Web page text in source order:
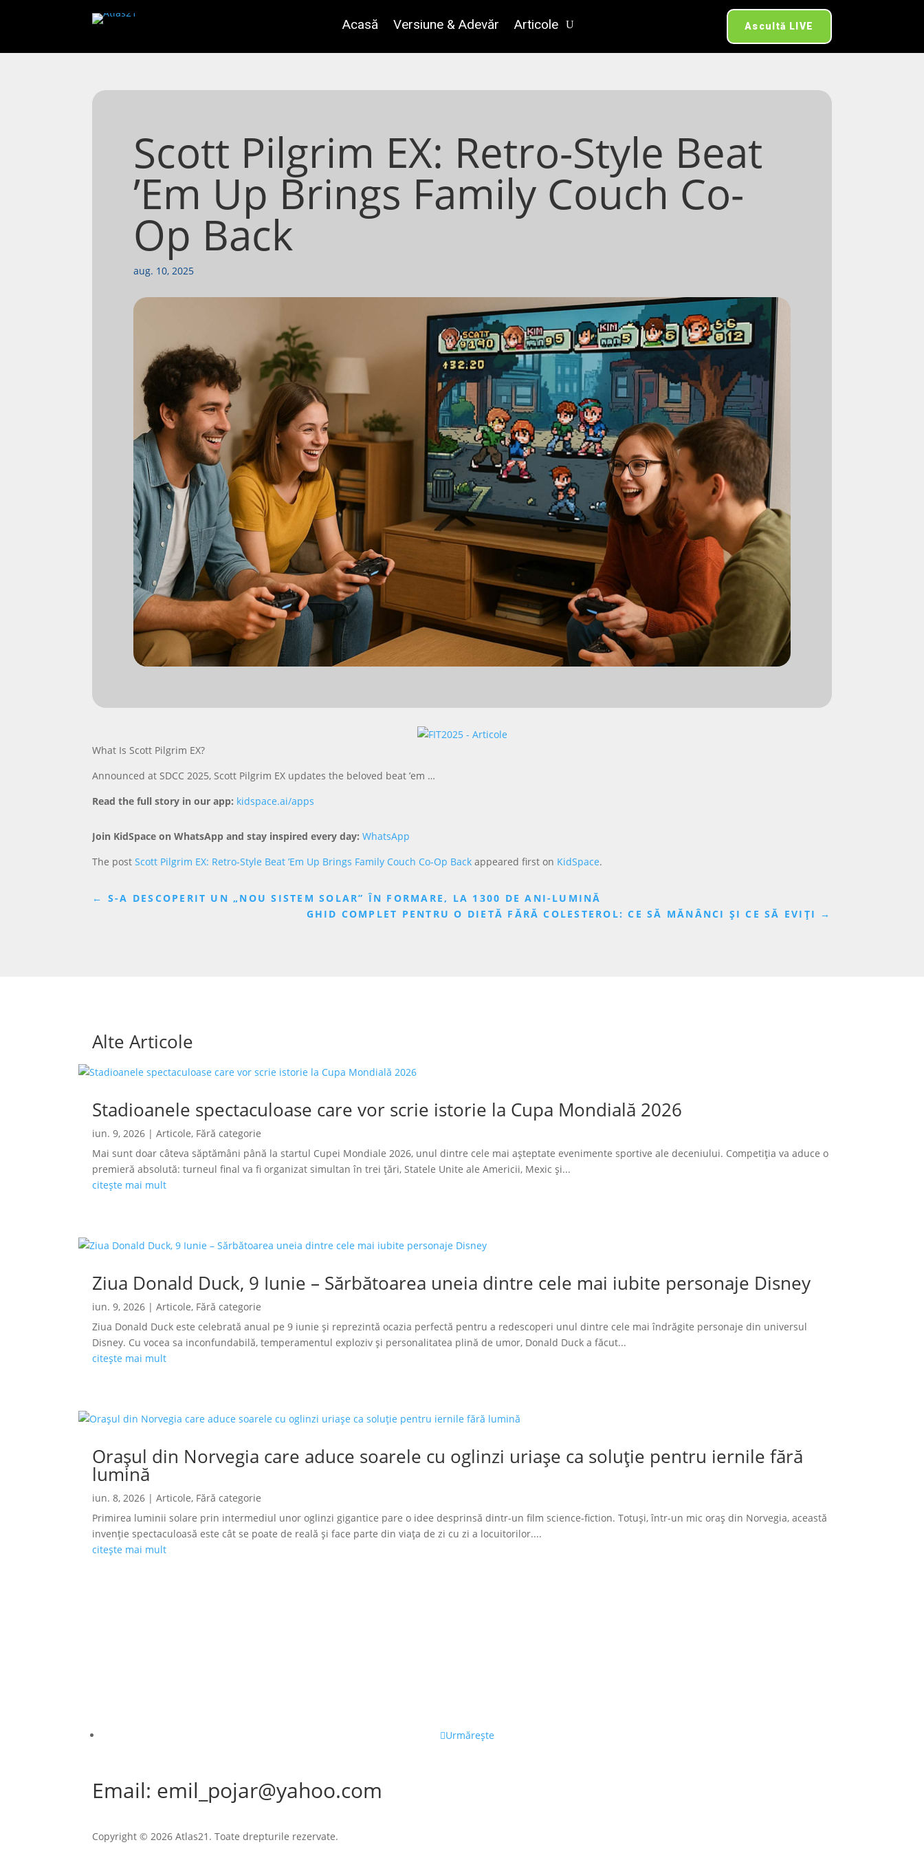
Acasă Versiune & Adevăr Articole Ascultă LIVE
Scott Pilgrim EX: Retro-Style Beat
’Em Up Brings Family Couch Co-
Op Back
aug. 10, 2025
What Is Scott Pilgrim EX?
Announced at SDCC 2025, Scott Pilgrim EX updates the beloved beat ’em …
Read the full story in our app: kidspace.ai/apps
Join KidSpace on WhatsApp and stay inspired every day: WhatsApp
The postScott Pilgrim EX: Retro-Style Beat ’Em Up Brings Family Couch Co-Op Back appeared first on KidSpace.
← S-A DESCOPERIT UN „NOU SISTEM SOLAR” ÎN FORMARE, LA 1300 DE ANI-LUMINĂ
GHID COMPLET PENTRU O DIETĂ FĂRĂ COLESTEROL: CE SĂ MĂNÂNCI ȘI CE SĂ EVIȚI →
Alte Articole
Stadioanele spectaculoase care vor scrie istorie la Cupa Mondială 2026
iun. 9, 2026 |Articole, Fără categorie
Mai sunt doar câteva săptămâni până la startul Cupei Mondiale 2026, unul dintre cele mai așteptate evenimente sportive ale deceniului. Competiția va aduce o
premieră absolută: turneul final va fi organizat simultan în trei țări, Statele Unite ale Americii, Mexic și...
citește mai mult
Ziua Donald Duck, 9 Iunie – Sărbătoarea uneia dintre cele mai iubite personaje Disney
iun. 9, 2026 |Articole, Fără categorie
Ziua Donald Duck este celebrată anual pe 9 iunie și reprezintă ocazia perfectă pentru a redescoperi unul dintre cele mai îndrăgite personaje din universul
Disney. Cu vocea sa inconfundabilă, temperamentul exploziv și personalitatea plină de umor, Donald Duck a făcut...
citește mai mult
Orașul din Norvegia care aduce soarele cu oglinzi uriașe ca soluție pentru iernile fără
lumină
iun. 8, 2026 |Articole, Fără categorie
Primirea luminii solare prin intermediul unor oglinzi gigantice pare o idee desprinsă dintr-un film science-fiction. Totuși, într-un mic oraș din Norvegia, această
invenție spectaculoasă este cât se poate de reală și face parte din viața de zi cu zi a locuitorilor....
citește mai mult
Urmărește
Email: emil_pojar@yahoo.com
Copyright © 2026 Atlas21. Toate drepturile rezervate.